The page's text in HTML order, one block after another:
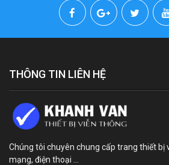
THÔNG TIN LIÊN HỆ
Chúng tôi chuyên chung cấp trang thiết bị
mạng, điện thoại ...